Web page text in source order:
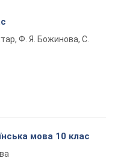
Ф. Я. Божинова, С.
мова 10 клас